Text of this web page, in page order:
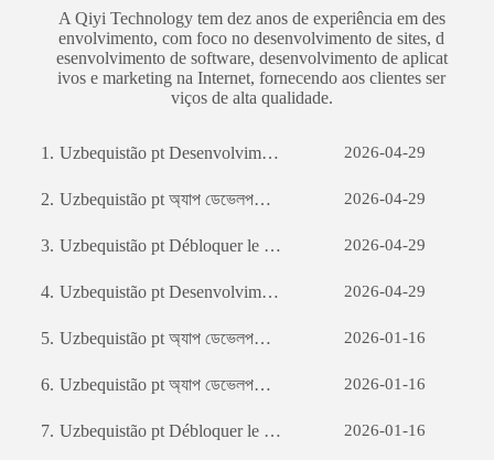
A Qiyi Technology tem dez anos de experiência em des
envolvimento, com foco no desenvolvimento de sites, d
esenvolvimento de software, desenvolvimento de aplicat
ivos e marketing na Internet, fornecendo aos clientes ser
viços de alta qualidade.
1. Uzbequistão pt Desenvolvimento de sites de comércio externo: um guia abrangente 2026-04-29
2. Uzbequistão pt অ্যাপ ডেভেলপমেন্টঃ একটি সফল মোবাইল অ্যাপ্লিকেশন তৈরির যাত্রা 2026-04-29
3. Uzbequistão pt Débloquer le potentiel des entreprises: le pouvoir du développement de logiciels personnalisés 2026-04-29
4. Uzbequistão pt Desenvolvimento de sites de comércio externo: um guia abrangente 2026-04-29
5. Uzbequistão pt অ্যাপ ডেভেলপমেন্টঃ একটি সফল মোবাইল অ্যাপ্লিকেশন তৈরির যাত্রা 2026-01-16
6. Uzbequistão pt অ্যাপ ডেভেলপমেন্টঃ একটি সফল মোবাইল অ্যাপ্লিকেশন তৈরির যাত্রা 2026-01-16
7. Uzbequistão pt Débloquer le potentiel des entreprises: le pouvoir du développement de logiciels personnalisés 2026-01-16